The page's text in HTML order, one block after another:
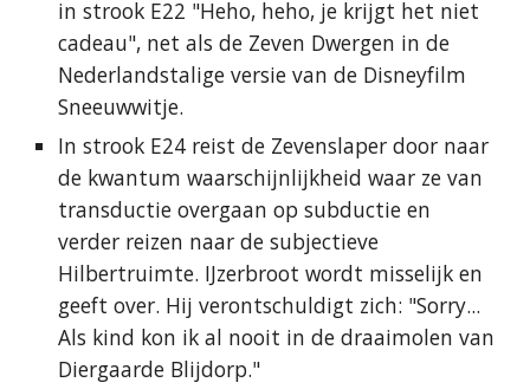
in strook E22 "Heho, heho, je krijgt het niet
cadeau", net als de Zeven Dwergen in de
Nederlandstalige versie van de Disneyfilm
Sneeuwwitje.
In strook E24 reist de Zevenslaper door naar
de kwantum waarschijnlijkheid waar ze van
transductie overgaan op subductie en
verder reizen naar de subjectieve
Hilbertruimte. IJzerbroot wordt misselijk en
geeft over. Hij verontschuldigt zich: "Sorry...
Als kind kon ik al nooit in de draaimolen van
Diergaarde Blijdorp."